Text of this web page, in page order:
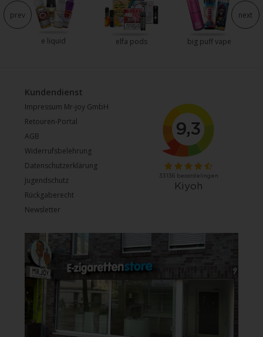
e liquid elfa pods big puff vape
prev next
Kundendienst
Impressum Mr-joy GmbH
Retouren-Portal
AGB
Widerrufsbelehrung
Datenschutzerklärung
Jugendschutz
Rückgaberecht
Newsletter